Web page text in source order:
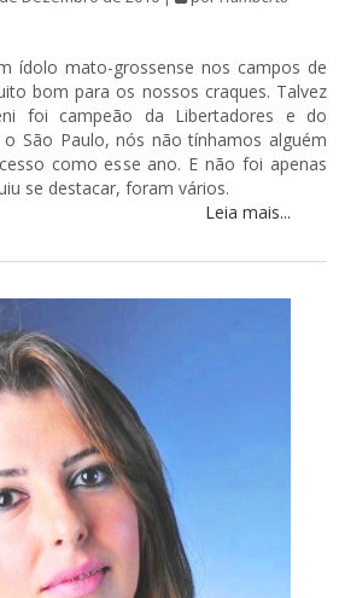
ídolo mato-grossense nos campos de
bom para os nossos craques. Talvez
foi campeão da Libertadores e do
São Paulo, nós não tínhamos alguém
como esse ano. E não foi apenas
se destacar, foram vários.
Leia mais...